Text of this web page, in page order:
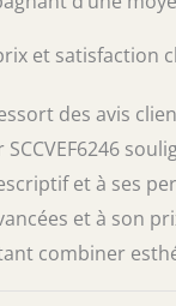
et satisfaction
des avis
SCCVEF6246
et à ses
et à son
combiner